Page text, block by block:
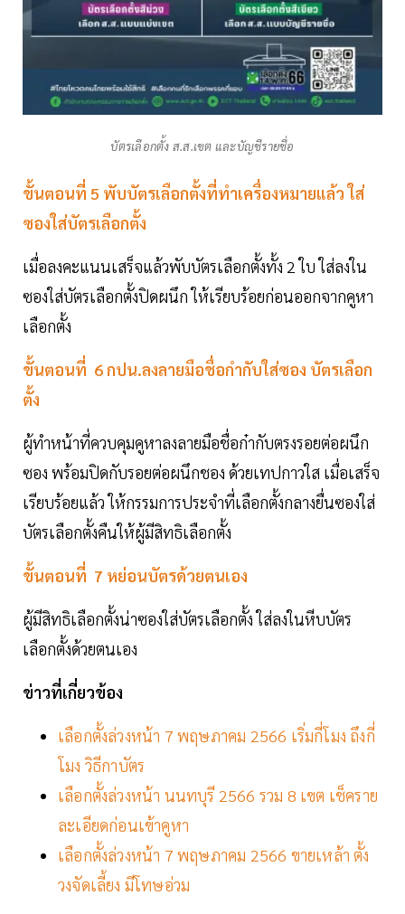
บัตรเลือกตั้ง ส.ส.เขต และบัญชีรายชื่อ
ขั้นตอนที่ 5 พับบัตรเลือกตั้งที่ทําเครื่องหมายแล้ว ใส่
ซองใส่บัตรเลือกตั้ง
เมื่อลงคะแนนเสร็จแล้วพับบัตรเลือกตั้งทั้ง 2 ใบ ใส่ลงใน
ซองใส่บัตรเลือกตั้งปิดผนึก ให้เรียบร้อยก่อนออกจากคูหา
เลือกตั้ง
ขั้นตอนที่ 6 กปน.ลงลายมือชื่อกํากับใส่ซอง บัตรเลือก
ตั้ง
ผู้ทําหน้าที่ควบคุมคูหาลงลายมือชื่อก๋ากับตรงรอยต่อผนึก
ซอง พร้อมปิดกับรอยต่อผนึกชอง ด้วยเทปกาวใส เมื่อเสร็จ
เรียบร้อยแล้ว ให้กรรมการประจําที่เลือกตั้งกลางยื่นซองใส่
บัตรเลือกตั้งคืนให้ผู้มีสิทธิเลือกตั้ง
ขั้นตอนที่ 7 หย่อนบัตรด้วยตนเอง
ผู้มีสิทธิเลือกตั้งน่าซองใส่บัตรเลือกตั้ง ใส่ลงในหีบบัตร
เลือกตั้งด้วยตนเอง
ข่าวที่เกี่ยวข้อง
เลือกตั้งล่วงหน้า 7 พฤษภาคม 2566 เริ่มกี่โมง ถึงกี่
โมง วิธีกาบัตร
เลือกตั้งล่วงหน้า นนทบุรี 2566 รวม 8 เขต เช็คราย
ละเอียดก่อนเข้าคูหา
เลือกตั้งล่วงหน้า 7 พฤษภาคม 2566 ขายเหล้า ตั้ง
วงจัดเลี้ยง มีโทษอ่วม